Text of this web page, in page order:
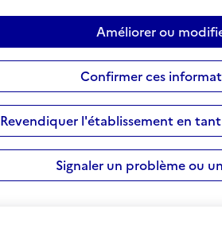
Améliorer ou
Confirmer ces
Revendiquer l'établissement en
Signaler un problème ou